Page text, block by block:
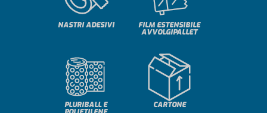
NASTRI ADESIVI FILM ESTENSIBILE
AVVOLGIPALLET
PLURIBALL E CARTONE